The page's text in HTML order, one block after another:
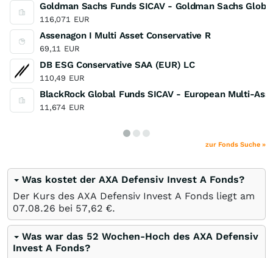
Goldman Sachs Funds SICAV - Goldman Sachs
116,071 EUR
Assenagon I Multi Asset Conservative R
69,11 EUR
DB ESG Conservative SAA (EUR) LC
110,49 EUR
BlackRock Global Funds SICAV - European Multi-
11,674 EUR
zur Fonds Suche »
Was kostet der AXA Defensiv Invest A Fonds?
Der Kurs des AXA Defensiv Invest A Fonds liegt am
07.08.26 bei 57,62 €.
Was war das 52 Wochen-Hoch des AXA Defensiv
Invest A Fonds?